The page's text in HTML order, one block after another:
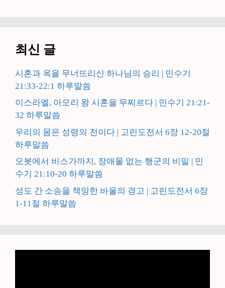
최신 글
시혼과 옥을 무너뜨리신 하나님의 승리 | 민수기
21:33-22:1 하루말씀
이스라엘, 아모리 왕 시혼을 무찌르다 | 민수기 21:21-
32 하루말씀
우리의 몸은 성령의 전이다 | 고린도전서 6장 12-20절
하루말씀
오봇에서 비스가까지, 장애물 없는 행군의 비밀 | 민
수기 21:10-20 하루말씀
성도 간 소송을 책망한 바울의 경고 | 고린도전서 6장
1-11절 하루말씀